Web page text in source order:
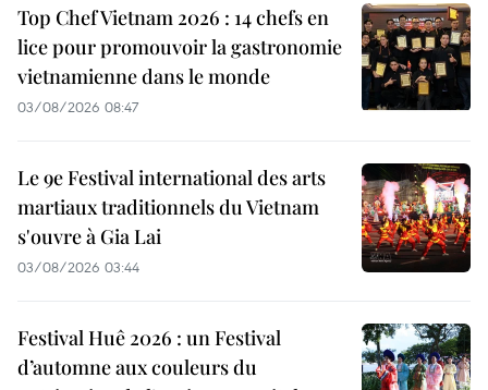
Top Chef Vietnam 2026 : 14 chefs en
lice pour promouvoir la gastronomie
vietnamienne dans le monde
03/08/2026 08:47
Le 9e Festival international des arts
martiaux traditionnels du Vietnam
s'ouvre à Gia Lai
03/08/2026 03:44
Festival Huê 2026 : un Festival
d’automne aux couleurs du